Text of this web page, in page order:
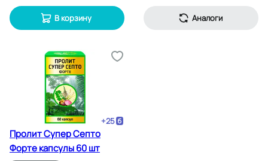
В корзину Аналоги
+25
Пролит Супер Септо
Форте капсулы 60 шт